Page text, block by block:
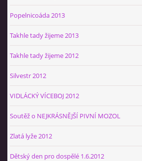
Popelnicoáda 2013
Takhle tady žijeme 2013
Takhle tady žijeme 2012
Silvestr 2012
VIDLÁCKÝ VÍCEBOJ 2012
Soutěž o NEJKRÁSNĚJŠÍ PIVNÍ MOZOL
Zlatá lyže 2012
Dětský den pro dospělé 1.6.2012